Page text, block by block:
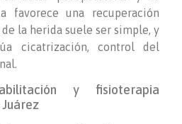
favorece una recuperación
la herida suele ser simple, y
cicatrización, control del
y fisioterapia